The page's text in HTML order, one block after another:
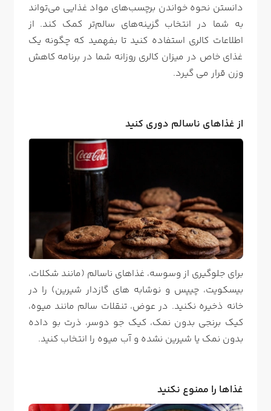
دانستن نحوه خواندن برچسب‌های مواد غذایی می‌تواند
به شما در انتخاب گزینه‌های سالم‌تر کمک کند. از
اطلاعات کالری استفاده کنید تا بفهمید که چگونه یک
غذای خاص در میزان کالری روزانه شما در برنامه کاهش
وزن قرار می گیرد.
از غذاهای ناسالم دوری کنید
برای جلوگیری از وسوسه، غذاهای ناسالم (مانند شکلات،
بیسکویت، چیپس و نوشابه های گازدار شیرین) را در
خانه ذخیره نکنید. در عوض، تنقلات سالم مانند میوه،
کیک برنجی بدون نمک، کیک جو دوسر، ذرت بو داده
بدون نمک یا شیرین نشده و آب میوه را انتخاب کنید.
غذاها را ممنوع نکنید